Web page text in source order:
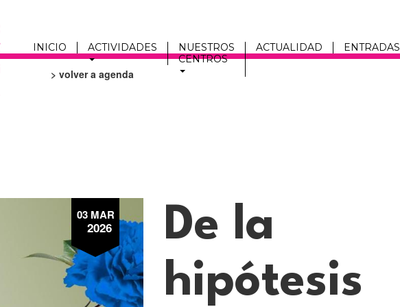
INICIO ACTIVIDADES
NUESTROS
CENTROS
ACTUALIDAD ENTRADAS
> volver a agenda
03 MAR
2026
De la
hipótesis